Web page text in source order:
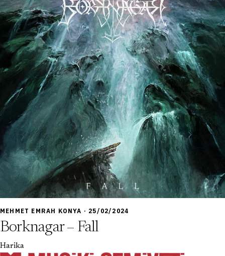
9,0
MEHMET EMRAH KONYA · 25/02/2024
Borknagar – Fall
Harika